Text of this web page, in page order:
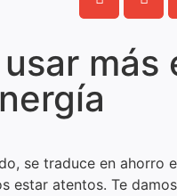
se traduce en
atentos. Te